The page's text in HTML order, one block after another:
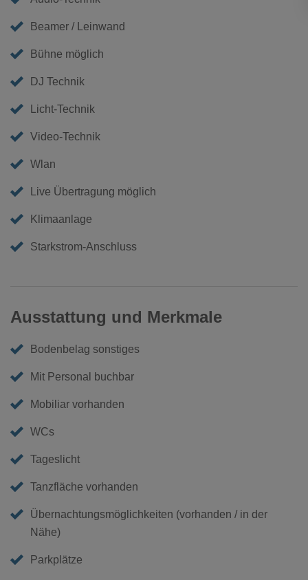
Beamer / Leinwand
Bühne möglich
DJ Technik
Licht-Technik
Video-Technik
Wlan
Live Übertragung möglich
Klimaanlage
Starkstrom-Anschluss
Ausstattung und Merkmale
Bodenbelag sonstiges
Mit Personal buchbar
Mobiliar vorhanden
WCs
Tageslicht
Tanzfläche vorhanden
Übernachtungsmöglichkeiten (vorhanden / in der
Nähe)
Parkplätze